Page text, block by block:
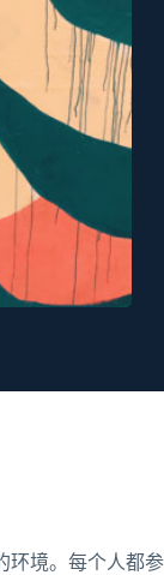
环境。每个人都参